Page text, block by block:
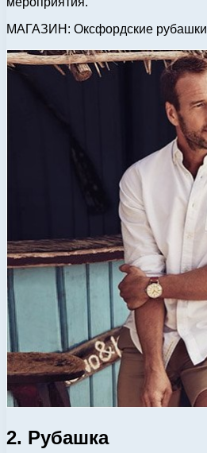
МАГАЗИН: Оксфордские рубашки
2. Рубашка